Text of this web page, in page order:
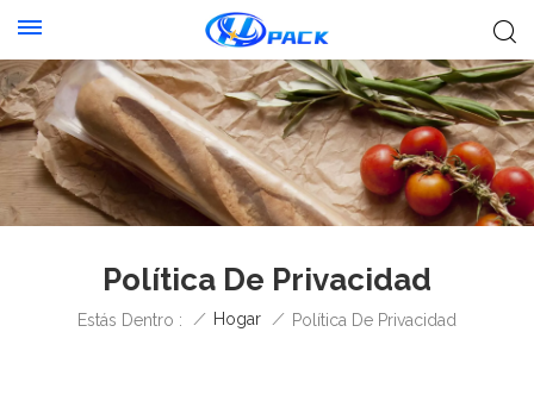
Política De Privacidad
Estás Dentro : / Hogar / Política De Privacidad